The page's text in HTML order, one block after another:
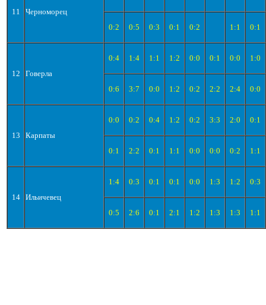
11 Черноморец
0:2 0:5 0:3 0:1 0:2 1:1 0:1
12 Говерла
0:4 1:4 1:1 1:2 0:0 0:1 0:0 1:0
0:6 3:7 0:0 1:2 0:2 2:2 2:4 0:0
13 Карпаты
0:0 0:2 0:4 1:2 0:2 3:3 2:0 0:1
0:1 2:2 0:1 1:1 0:0 0:0 0:2 1:1
14 Ильичевец
1:4 0:3 0:1 0:1 0:0 1:3 1:2 0:3
0:5 2:6 0:1 2:1 1:2 1:3 1:3 1:1